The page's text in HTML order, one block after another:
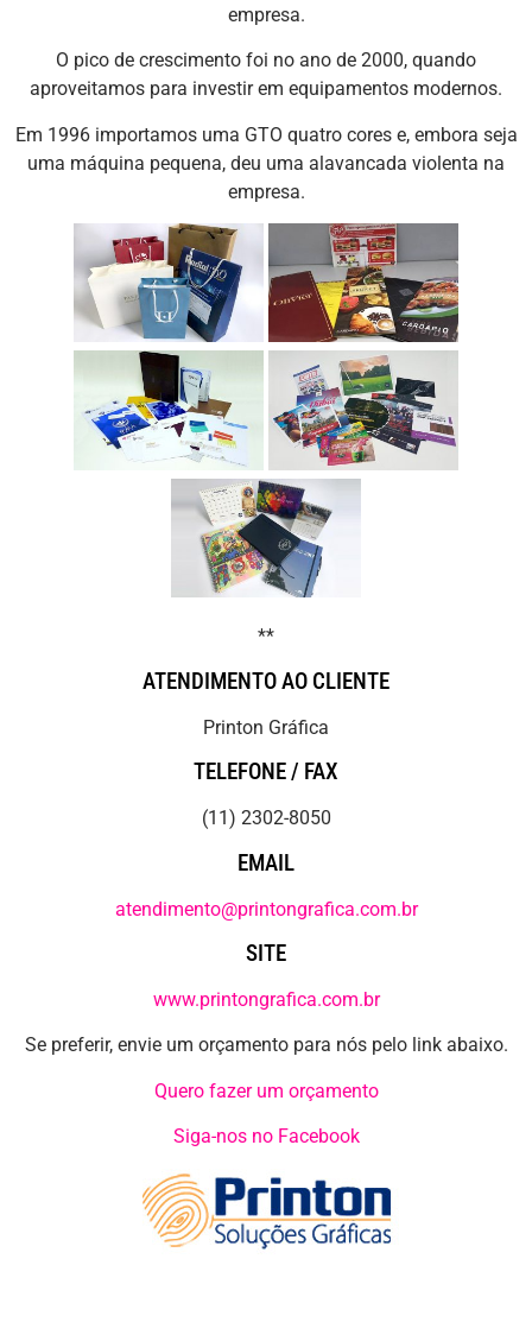
empresa.
O pico de crescimento foi no ano de 2000, quando
aproveitamos para investir em equipamentos modernos.
Em 1996 importamos uma GTO quatro cores e, embora seja
uma máquina pequena, deu uma alavancada violenta na
empresa.
**
ATENDIMENTO AO CLIENTE
Printon Gráfica
TELEFONE / FAX
(11) 2302-8050
EMAIL
atendimento@printongrafica.com.br
SITE
www.printongrafica.com.br
Se preferir, envie um orçamento para nós pelo link abaixo.
Quero fazer um orçamento
Siga-nos no Facebook